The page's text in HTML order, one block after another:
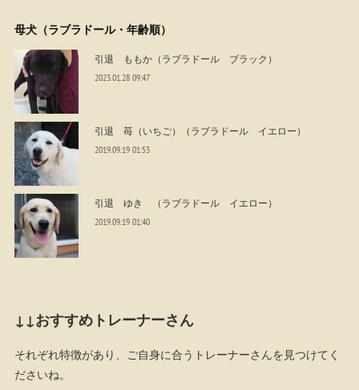
母犬（ラブラドール・年齢順）
引退 ももか（ラブラドール ブラック）
2023.01.28 09:47
引退 苺（いちご）（ラブラドール イエロー）
2019.09.19 01:53
引退 ゆき （ラブラドール イエロー）
2019.09.19 01:40
↓↓おすすめトレーナーさん
それぞれ特徴があり、ご自身に合うトレーナーさんを見つけてく
ださいね。